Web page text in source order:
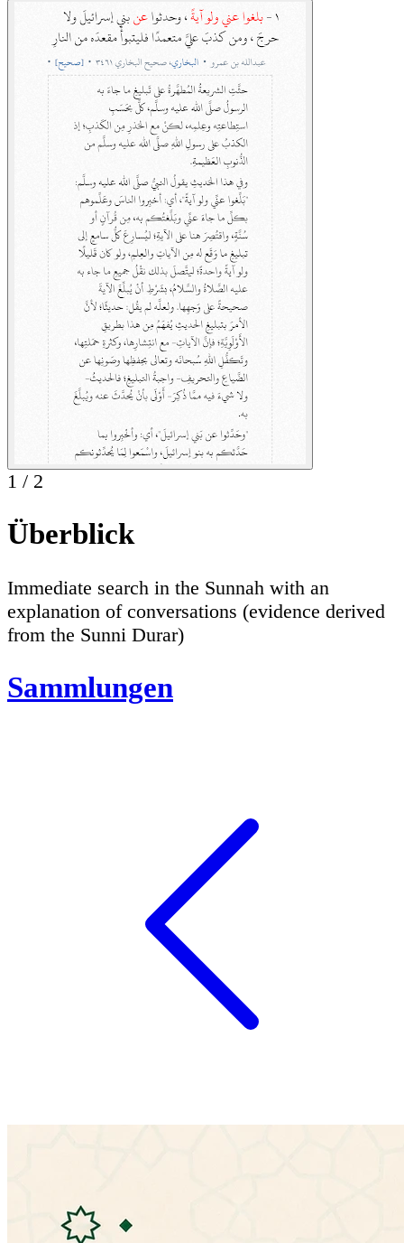
1 / 2
Überblick
Immediate search in the Sunnah with an
explanation of conversations (evidence derived
from the Sunni Durar)
Sammlungen